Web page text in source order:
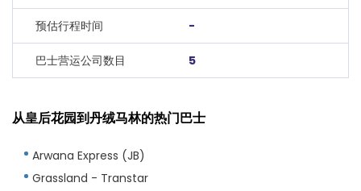
预估行程时间 -
巴士营运公司数目 5
从皇后花园到丹绒马林的热门巴士
Arwana Express (JB)
Grassland - Transtar